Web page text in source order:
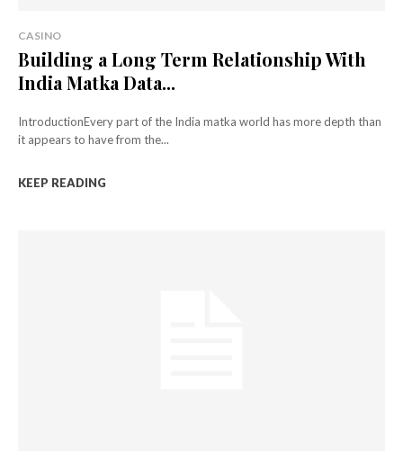
CASINO
Building a Long Term Relationship With
India Matka Data...
IntroductionEvery part of the India matka world has more depth than
it appears to have from the...
KEEP READING